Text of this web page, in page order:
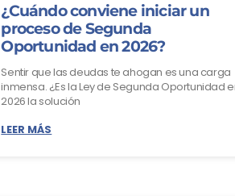
¿Cuándo conviene iniciar un
proceso de Segunda
Oportunidad en 2026?
Sentir que las deudas te ahogan es una carga
inmensa. ¿Es la Ley de Segunda Oportunidad
2026 la solución
LEER MÁS